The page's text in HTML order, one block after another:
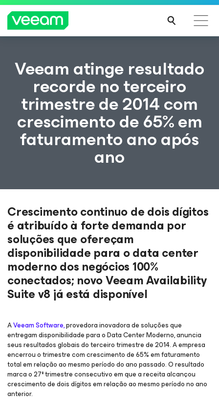
Orientações da Veeam para os clientes afetados
pela atualização de conteúdo da CrowdStrike
MAIS
Veeam atinge resultado
recorde no terceiro
trimestre de 2014 com
crescimento de 65% em
faturamento ano após
ano
Crescimento continuo de dois dígitos
é atribuído à forte demanda por
soluções que ofereçam
disponibilidade para o data center
moderno dos negócios 100%
conectados; novo Veeam Availability
Suite v8 já está disponível
AVeeam Software,provedora inovadora de soluções que
entregam disponibilidade para o Data Center Moderno, anuncia
seus resultados globais do terceiro trimestre de 2014. A empresa
encerrou o trimestre com crescimento de 65% em faturamento
total em relação ao mesmo período do ano passado. O resultado
marca o 27º trimestre consecutivo em que a receita alcançou
crescimento de dois dígitos em relação ao mesmo período no ano
anterior.